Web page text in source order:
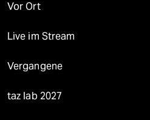
Vor Ort
Live im Stream
Vergangene
taz lab 2027